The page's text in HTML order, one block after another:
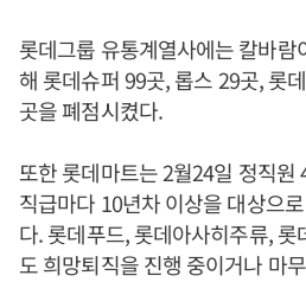
롯데그룹 유통계열사에는 칼바람
해 롯데슈퍼 99곳, 롭스 29곳, 롯
곳을 폐점시켰다.
또한 롯데마트는 2월24일 정직원
직급마다 10년차 이상을 대상으
다. 롯데푸드, 롯데아사히주류, 롯
도 희망퇴직을 진행 중이거나 마